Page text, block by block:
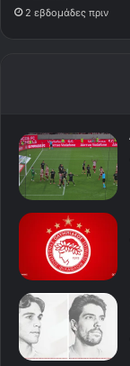
2 εβδομάδες πριν